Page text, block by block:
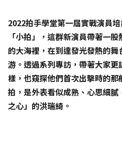
2022拍手學堂第一屆實戰演員
「小拍」，這群新演員帶著一
的大海裡，在到達發光發熱的
游。透過系列專訪，帶著大家
樣，也窺探他們首次出擊時的
拍，是外表看似成熟、心思細
之心」的洪瑞綺。